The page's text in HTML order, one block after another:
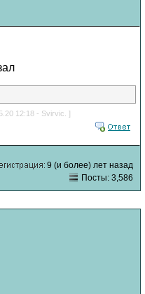
12:18 - Svirvic. ]
9 (и более) лет назад
Посты: 3,586